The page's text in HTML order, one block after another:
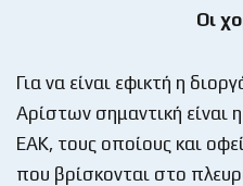
Οι
Για να είναι εφικτή η
Αρίστων σημαντική είναι
ΕΑΚ, τους οποίους και
που βρίσκονται στο